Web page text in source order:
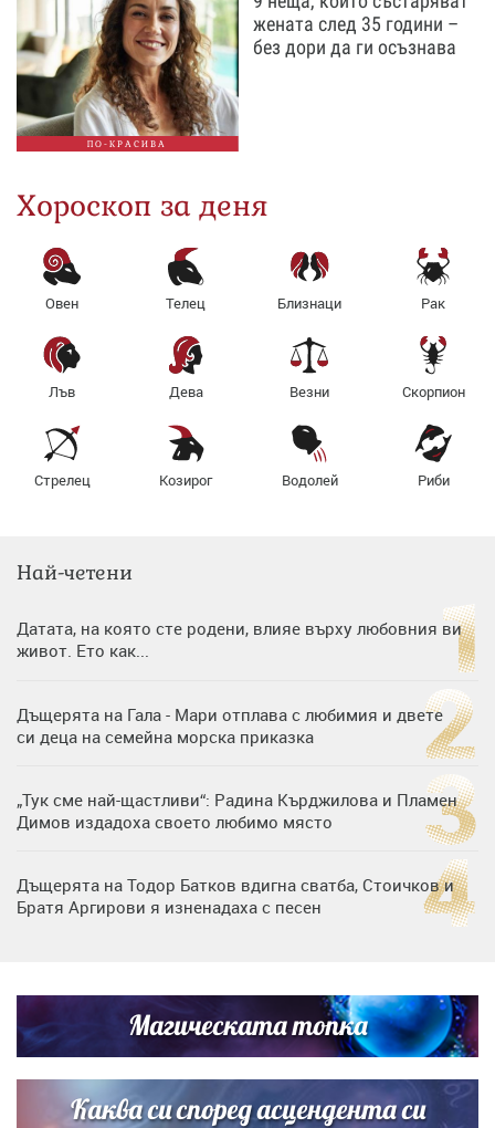
ПО-КРАСИВА
жената след 35 години –
без дори да ги осъзнава
Хороскоп за деня
Овен Телец Близнаци Рак
Лъв Дева Везни Скорпион
Стрелец Козирог Водолей Риби
Най-четени
Датата, на която сте родени, влияе върху любовния ви
живот. Ето как...
Дъщерята на Гала - Мари отплава с любимия и двете
си деца на семейна морска приказка
„Тук сме най-щастливи“: Радина Кърджилова и Пламен
Димов издадоха своето любимо място
Дъщерята на Тодор Батков вдигна сватба, Стоичков и
Братя Аргирови я изненадаха с песен
Списъкът е ясен: Джей Ло и Риана във ВИП гостите на
сватбата на Роналдо
Магическата топка
Каква си според асцендента си